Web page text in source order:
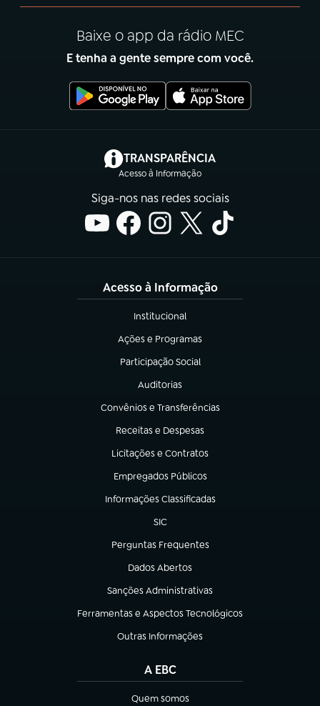
Baixe o app da rádio MEC
E tenha a gente sempre com você.
TRANSPARÊNCIA
Acesso à Informação
(abre em nova aba)
Siga-nos nas redes sociais
Acesso à Informação
Institucional
(abre em nova aba)
Ações e Programas
(abre em nova aba)
Participação Social
(abre em nova aba)
Auditorias
(abre em nova aba)
Convênios e Transferências
(abre em nova aba)
Receitas e Despesas
(abre em nova aba)
Licitações e Contratos
(abre em nova aba)
Empregados Públicos
(abre em nova aba)
Informações Classificadas
(abre em nova aba)
SIC
(abre em nova aba)
Perguntas Frequentes
(abre em nova aba)
Dados Abertos
(abre em nova aba)
Sanções Administrativas
(abre em nova aba)
Ferramentas e Aspectos Tecnológicos
(abre em nova aba)
Outras Informações
(abre em nova aba)
A EBC
Quem somos
(abre em nova aba)